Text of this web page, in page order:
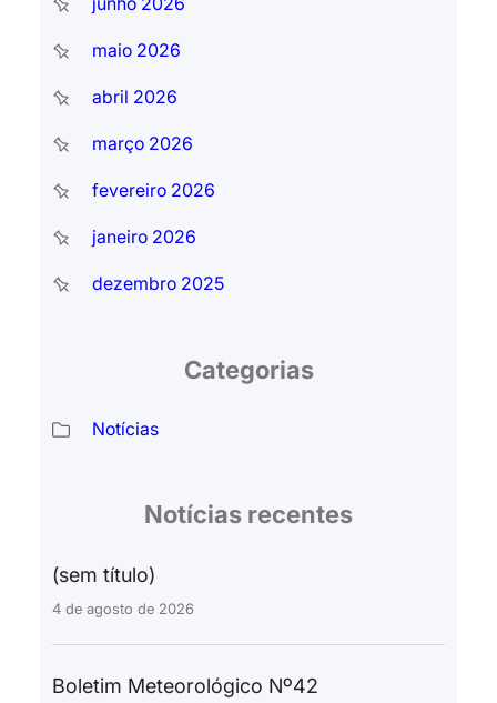
maio 2026
abril 2026
março 2026
fevereiro 2026
janeiro 2026
dezembro 2025
Categorias
Notícias
Notícias recentes
(sem título)
4 de agosto de 2026
Boletim Meteorológico Nº42